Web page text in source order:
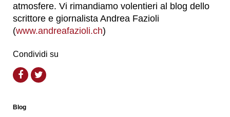
atmosfere. Vi rimandiamo volentieri al blog dello
scrittore e giornalista Andrea Fazioli
(www.andreafazioli.ch)
Condividi su
Blog